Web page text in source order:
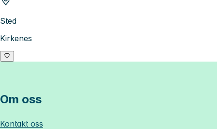
Sted
Kirkenes
Om oss
Kontakt oss